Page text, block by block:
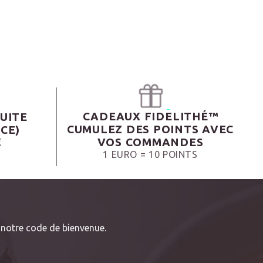
CADEAUX FIDELITHÉ™
CUMULEZ DES POINTS AVEC
VOS COMMANDES
1 EURO = 10 POINTS
code de bienvenue.